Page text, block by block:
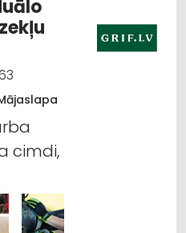
cimdi,